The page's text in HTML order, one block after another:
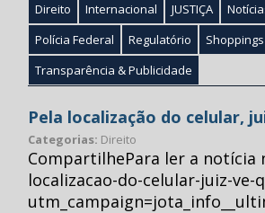
Direito
Internacional JUSTIÇA
Polícia Federal
Regulatório Shoppings
Transparência & Publicidade
Pela localização do celular,
Categorias: Direito
CompartilhePara ler a
localizacao-do-celular-juiz-